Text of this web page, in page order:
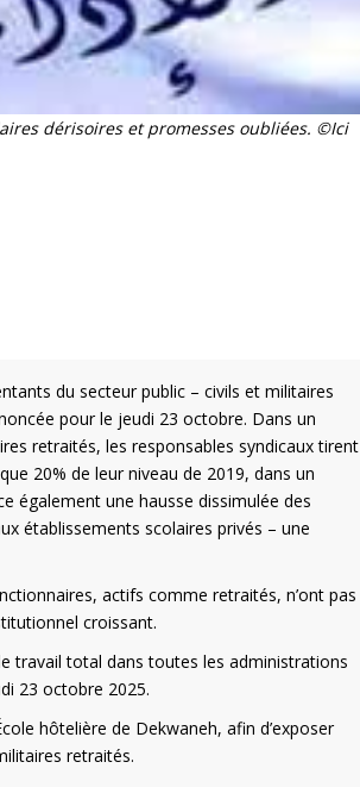
dérisoires et promesses oubliées. ©Ici
du secteur public – civils et militaires
pour le jeudi 23 octobre. Dans un
retraités, les responsables syndicaux tirent
20% de leur niveau de 2019, dans un
également une hausse dissimulée des
établissements scolaires privés – une
actifs comme retraités, n’ont pas
croissant.
travail total dans toutes les administrations
23 octobre 2025.
hôtelière de Dekwaneh, afin d’exposer
retraités.